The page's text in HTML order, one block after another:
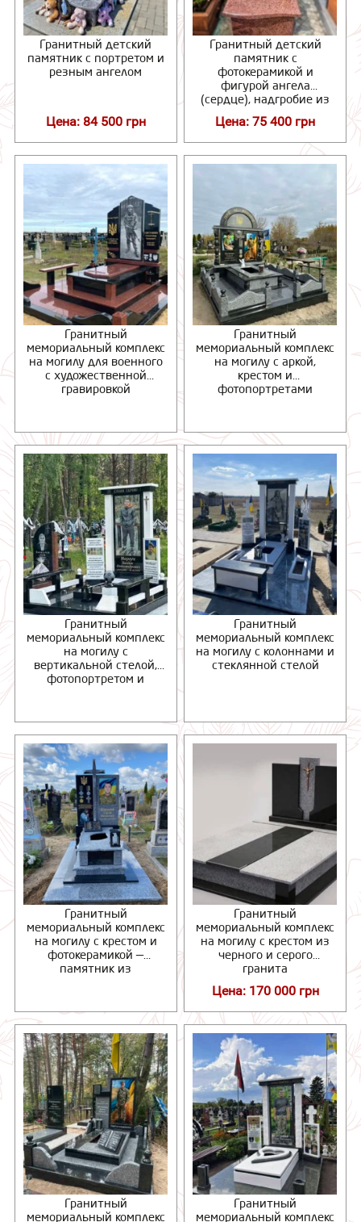
Гранитный детский
памятник с портретом и
резным ангелом
Цена: 84 500 грн
Гранитный детский
памятник с
фотокерамикой и
фигурой ангела
(сердце), надгробие из
гранита
Цена: 75 400 грн
Гранитный
мемориальный комплекс
на могилу для военного
с художественной
гравировкой
Гранитный
мемориальный комплекс
на могилу с аркой,
крестом и
фотопортретами
Гранитный
мемориальный комплекс
на могилу с
вертикальной стелой,
фотопортретом и
Гранитный
мемориальный комплекс
на могилу с колоннами и
стеклянной стелой
Гранитный
мемориальный комплекс
на могилу с крестом и
фотокерамикой —
памятник из
Гранитный
мемориальный комплекс
на могилу с крестом из
черного и серого
гранита
Цена: 170 000 грн
Гранитный
мемориальный комплекс
Гранитный
мемориальный комплекс